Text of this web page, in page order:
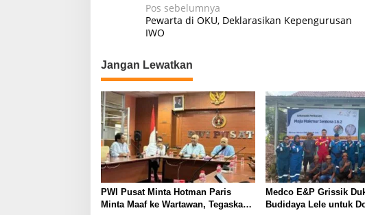
N
a
i
g
a
s
i
p
o
s
Pos sebelumnya
Pewarta di OKU, Deklarasikan Kepengurusan
IWO
Jangan Lewatkan
PWI Pusat Minta Hotman Paris
Minta Maaf ke Wartawan, Tegaskan
Medco E&P Grissik
Budidaya Lele untuk